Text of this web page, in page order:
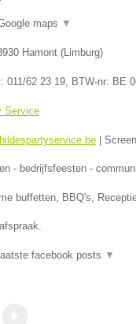
maps ▼
Hamont(Limburg)
011/62 23 19, BTW-nr: BE
Service
|
- bedrijfsfeesten -
buffetten, BBQ's,
facebook posts ▼